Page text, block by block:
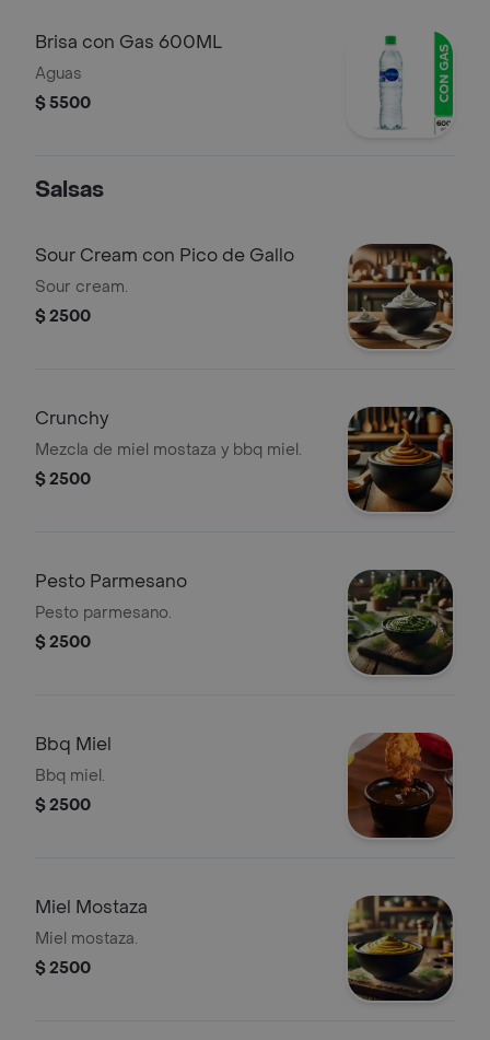
Brisa con Gas 600ML
Aguas
$ 5500
Salsas
Sour Cream con Pico de Gallo
Sour cream.
$ 2500
Crunchy
Mezcla de miel mostaza y bbq miel.
$ 2500
Pesto Parmesano
Pesto parmesano.
$ 2500
Bbq Miel
Bbq miel.
$ 2500
Miel Mostaza
Miel mostaza.
$ 2500